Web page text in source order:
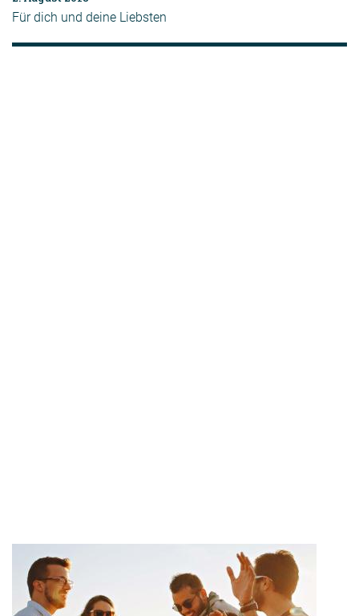
Für dich und deine Liebsten